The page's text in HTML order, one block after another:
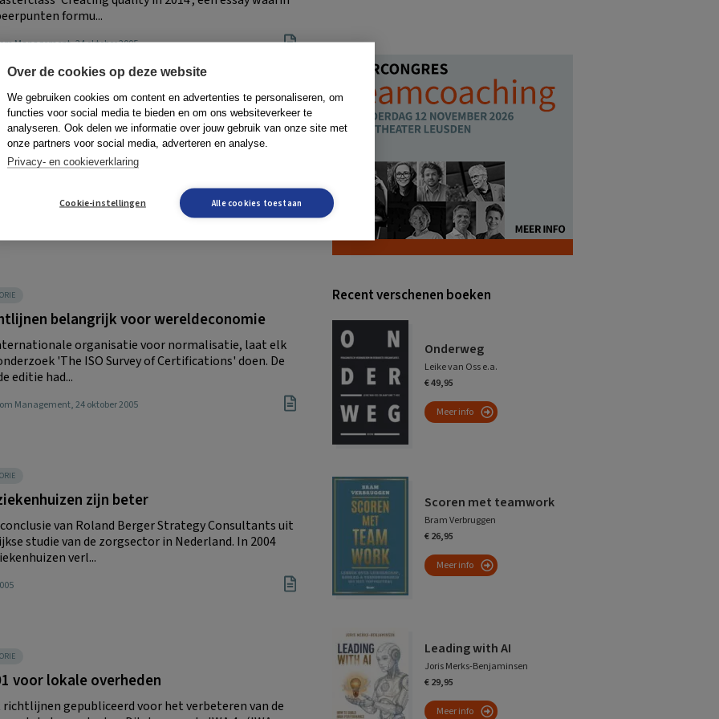
formu...
Management, 24 oktober 2005
Intelligence Award
2005 kunnen organisaties zich weer inschrijven
Intelligence Award, een prijs voor de 'meest
organisatie...
belangrijk voor wereldeconomie
organisatie voor normalisatie, laat elk
'The ISO Survey of Certifications' doen. De
editie had...
Management, 24 oktober 2005
zijn beter
van Roland Berger Strategy Consultants uit
studie van de zorgsector in Nederland. In 2004
verl...
voor lokale overheden
richtlijnen gepubliceerd voor het verbeteren van de
Recent verschenen boeken
Onderweg
Leike van Oss e.a.
€ 49,95
Meer info
Scoren met teamwork
Bram Verbruggen
€ 26,95
Meer info
Leading with AI
Joris Merks-Benjaminsen
€ 29,95
Meer info
Over de cookies op deze website
We gebruiken cookies om content en advertenties te personaliseren, om
functies voor social media te bieden en om ons websiteverkeer te
analyseren. Ook delen we informatie over jouw gebruik van onze site met
onze partners voor social media, adverteren en analyse.
Privacy- en cookieverklaring
Cookie-instellingen Alle cookies toestaan